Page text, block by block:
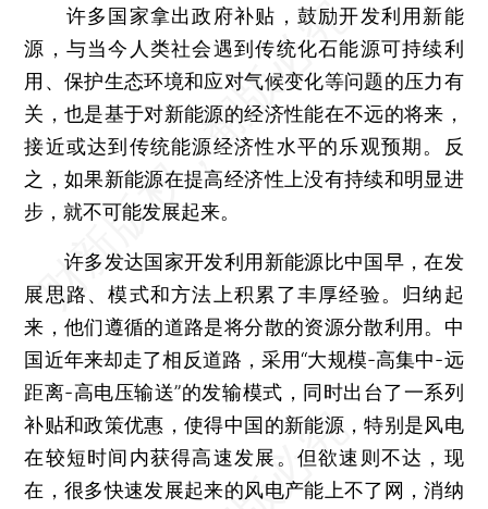
许多国家拿出政府补贴，鼓励开发利用新能
源，与当今人类社会遇到传统化石能源可持续利
用、保护生态环境和应对气候变化等问题的压力有
关，也是基于对新能源的经济性能在不远的将来，
接近或达到传统能源经济性水平的乐观预期。反
之，如果新能源在提高经济性上没有持续和明显进
步，就不可能发展起来。
许多发达国家开发利用新能源比中国早，在发
展思路、模式和方法上积累了丰厚经验。归纳起
来，他们遵循的道路是将分散的资源分散利用。中
国近年来却走了相反道路，采用“大规模-高集中-远
距离-高电压输送”的发输模式，同时出台了一系列
补贴和政策优惠，使得中国的新能源，特别是风电
在较短时间内获得高速发展。但欲速则不达，现
在，很多快速发展起来的风电产能上不了网，消纳